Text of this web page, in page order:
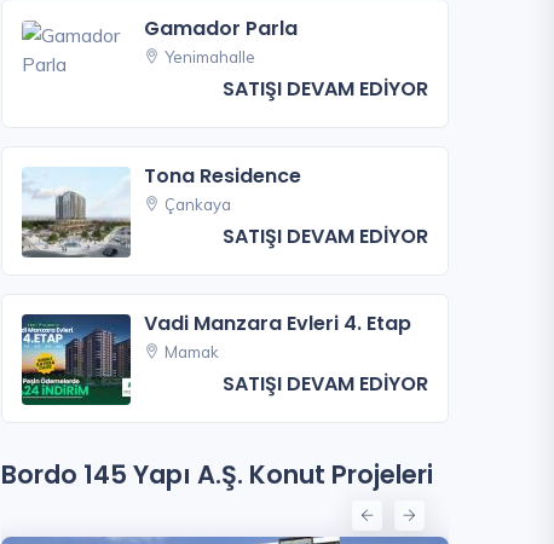
Gamador Parla
Yenimahalle
SATIŞI DEVAM EDİYOR
Tona Residence
Çankaya
SATIŞI DEVAM EDİYOR
Vadi Manzara Evleri 4. Etap
Mamak
SATIŞI DEVAM EDİYOR
Bordo 145 Yapı A.Ş. Konut Projeleri